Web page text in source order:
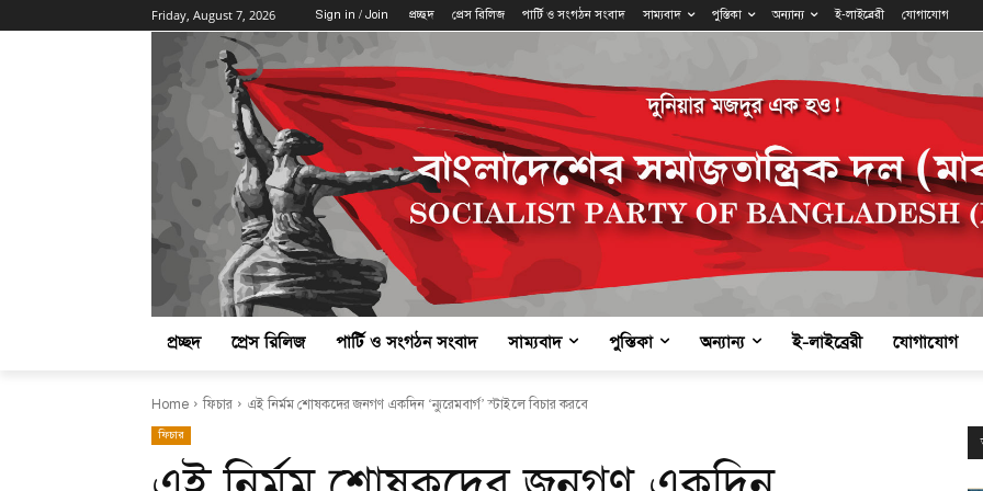
Friday, August 7, 2026 Sign in / Join প্রচ্ছদ প্রেস রিলিজ পার্টি ও সংগঠন সংবাদ সাম্যবাদ পুস্তিকা অন্যান্য ই-লাইব্রেরী যোগাযোগ
প্রচ্ছদ প্রেস রিলিজ পার্টি ও সংগঠন সংবাদ সাম্যবাদ পুস্তিকা অন্যান্য ই-লাইব্রেরী যোগাযোগ
Home ফিচার এই নির্মম শোষকদের জনগণ একদিন ‘ন্যুরেমবার্গ’ স্টাইলে বিচার করবে
ফিচার